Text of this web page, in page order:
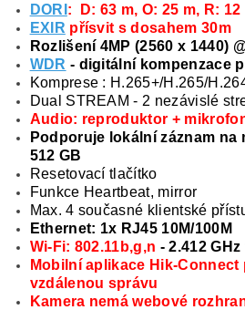
DORI : D: 63 m, O: 25 m, R: 12
EXIR přísvit s dosahem 30m
Rozlišení 4MP (2560 x 1440)
WDR - digitální kompenzace
Komprese : H.265+/H.265/
Dual STREAM - 2 nezávislé
Audio: reproduktor +
Podporuje lokální záznam na
512 GB
Resetovací tlačítko
Funkce Heartbeat, mirror
Max. 4 současné klientské
Ethernet: 1x RJ45 10M/100M
Wi-Fi: 802.11b,g,n - 2.412
Mobilní aplikace Hik-Connect
vzdálenou správu
Kamera nemá webové